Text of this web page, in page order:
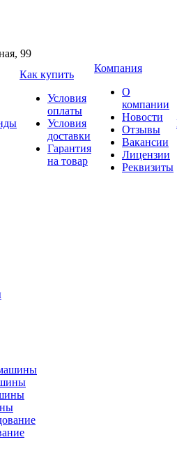
99
Как купить
Условия
оплаты
Условия
доставки
Гарантия
на товар
Компания
О
компании
Новости
Отзывы
Вакансии
Лицензии
Реквизиты